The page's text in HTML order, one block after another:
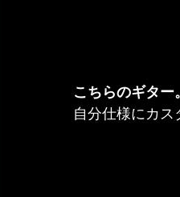
こちらのギター
自分仕様にカス